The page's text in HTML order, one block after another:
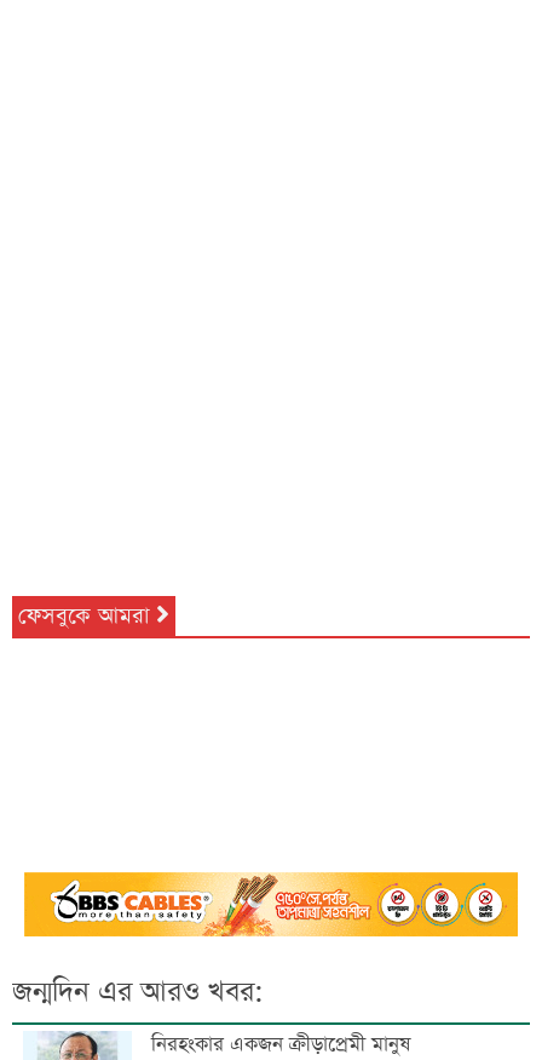
ফেসবুকে আমরা
জন্মদিন এর আরও খবর:
নিরহংকার একজন ক্রীড়াপ্রেমী মানুষ